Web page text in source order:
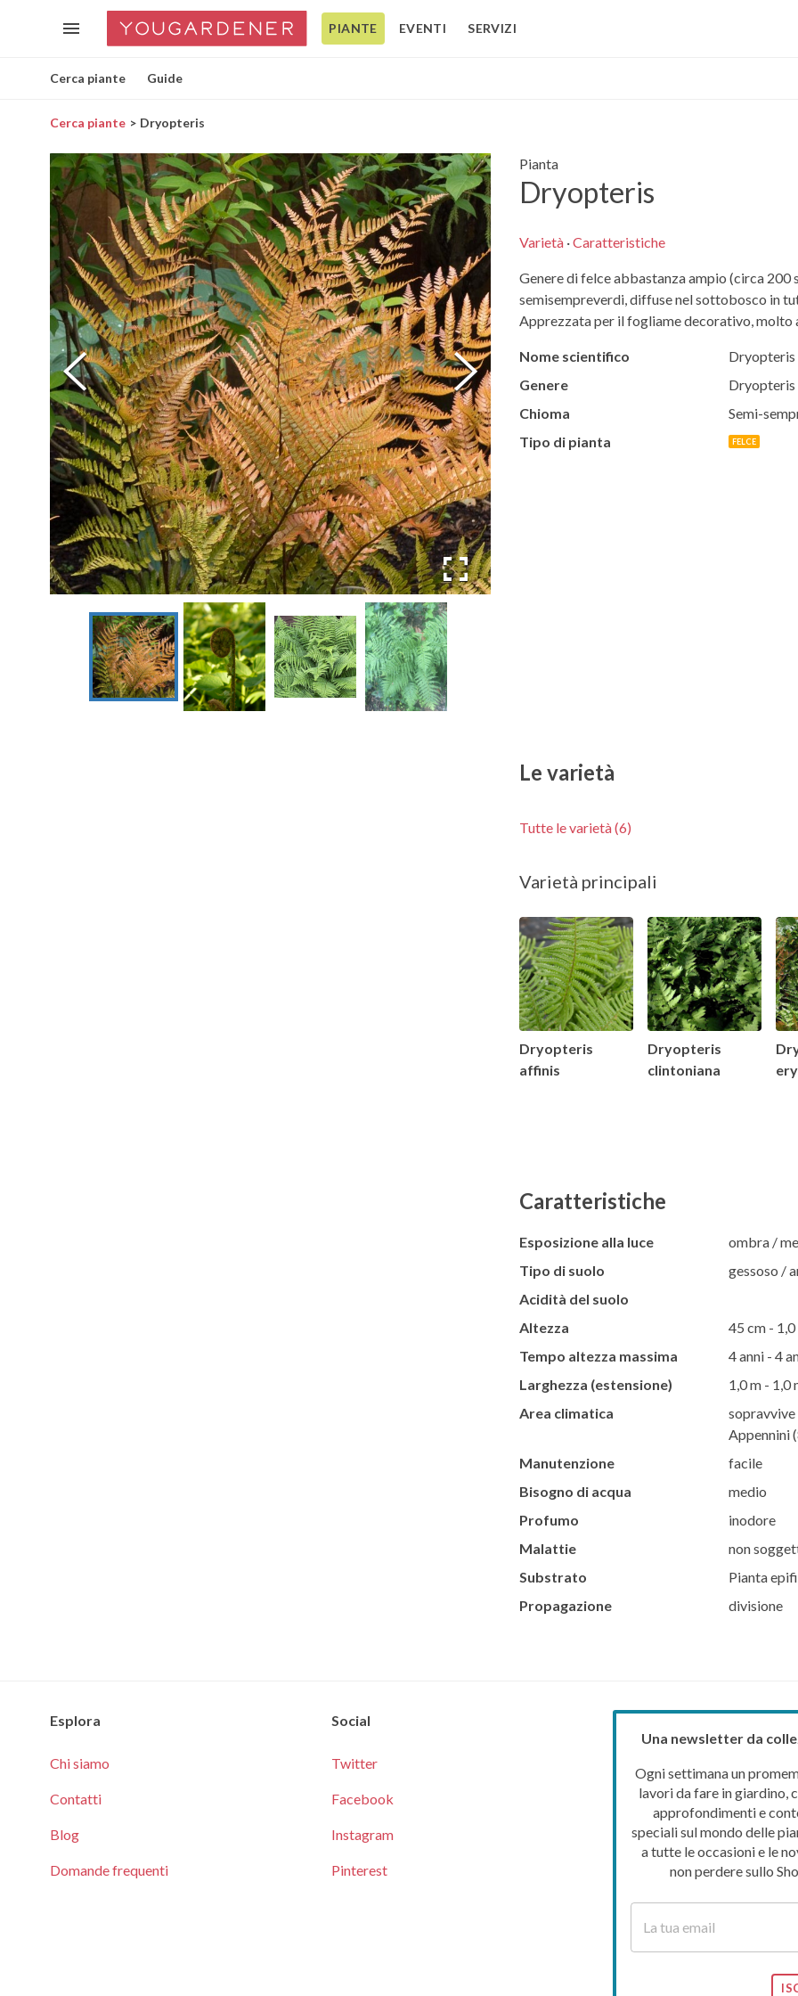
PIANTE EVENTI SERVIZI
Cerca piante Guide
Cerca piante Dryopteris
Pianta
Dryopteris
Varietà·Caratteristiche
Genere di felce abbastanza ampio (circa 200
semisempreverdi, diffuse nel sottobosco in
Apprezzata per il fogliame decorativo, molto
Nome scientifico
Dryopteris
Genere
Dryopteris
Chioma
Semi-
Tipo di pianta
FELCE
Le varietà
Tutte le varietà (6)
Varietà principali
Dryopteris
affinis
Dryopteris
clintoniana
Caratteristiche
Esposizione alla luce
ombra /
Tipo di suolo
gessoso /
Acidità del suolo
Altezza
45 cm - 1,0
Tempo altezza massima
4 anni - 4
Larghezza (estensione)
1,0 m - 1,0
Area climatica
sopravvive
Appennini
Manutenzione
facile
Bisogno di acqua
medio
Profumo
inodore
Malattie
non
Substrato
Pianta
Propagazione
divisione
Esplora
Chi siamo
Contatti
Blog
Domande frequenti
Social
Twitter
Facebook
Instagram
Pinterest
Una newsletter da
Ogni settimana un
lavori da fare in giardino,
approfondimenti e
speciali sul mondo delle
a tutte le occasioni e le
non perdere sullo